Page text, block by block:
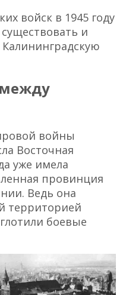
войск в 1945 году
и
войны
Восточная
уже имела
провинция
Ведь она
территорией
боевые